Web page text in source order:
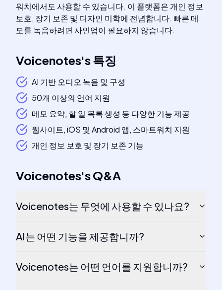
워치에서도 사용할 수 있습니다. 이 플랫폼은 개인 정보
보호, 장기 보존 및 디자인 미학에 전념합니다. 빠른 메
모를 녹음하려면 사인업이 필요하지 않습니다.
Voicenotes's특징
AI 기반 오디오 녹음 및 구성
50개 이상의 언어 지원
메모 요약, 할 일 목록 생성 등 다양한 기능 제공
웹사이트, iOS 및 Android 앱, 스마트워치 지원
개인 정보 보호 및 장기 보존 기능
Voicenotes'sQ&A
Voicenotes는 무엇에 사용할 수 있나요?
AI는 어떤 기능을 제공합니까?
Voicenotes는 어떤 언어를 지원합니까?